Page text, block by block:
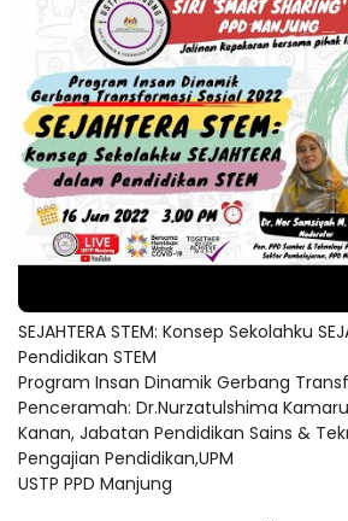
SEJAHTERA STEM: Konsep Sekolahku
Pendidikan STEM
Program Insan Dinamik Gerbang
Penceramah: Dr.Nurzatulshima
Kanan, Jabatan Pendidikan Sains &
Pengajian Pendidikan,UPM
USTP PPD Manjung